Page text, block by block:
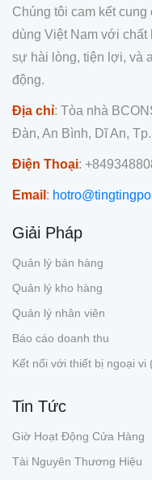
Chúng tôi cam kết
dùng Việt Nam với
sự hài lòng, tiện lợi, và
động.
Địa chỉ: Tòa nhà
Đàn, An Bình, Dĩ An,
Điện Thoại:
Email :
Giải Pháp
Quản lý bán hàng
Quản lý kho hàng
Quản lý nhân viên
Báo cáo doanh thu
Kết nối với thiết bị ngoại vi
Tin Tức
Giờ Hoạt Động Cửa Hàng
Tài Nguyên Thương Hiệu